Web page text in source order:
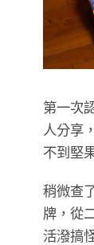
第一次
人分享
不到堅
稍微查
牌，從
活潑搞